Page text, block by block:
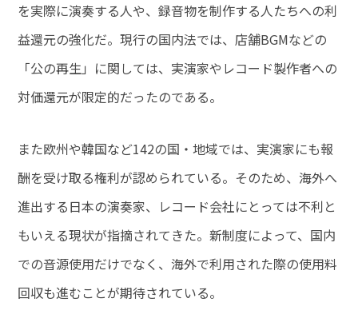
を実際に演奏する人や、録音物を制作する人たちへの利
益還元の強化だ。現行の国内法では、店舗BGMなどの
「公の再生」に関しては、実演家やレコード製作者への
対価還元が限定的だったのである。
また欧州や韓国など142の国・地域では、実演家にも報
酬を受け取る権利が認められている。そのため、海外へ
進出する日本の演奏家、レコード会社にとっては不利と
もいえる現状が指摘されてきた。新制度によって、国内
での音源使用だけでなく、海外で利用された際の使用料
回収も進むことが期待されている。